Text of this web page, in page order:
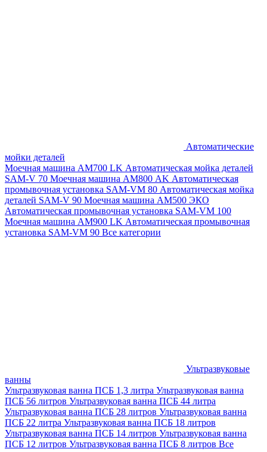
Автоматические
мойки деталей
Моечная машина AM700 LK Автоматическая мойка деталей
SAM-V 70 Моечная машина АМ800 AK Автоматическая
промывочная установка SAM-VM 80 Автоматическая мойка
деталей SAM-V 90 Моечная машина АМ500 ЭКО
Автоматическая промывочная установка SAM-VM 100
Моечная машина AM900 LK Автоматическая промывочная
установка SAM-VM 90 Все категории
Ультразвуковые
ванны
Ультразвуковая ванна ПСБ 1,3 литра Ультразвуковая ванна
ПСБ 56 литров Ультразвуковая ванна ПСБ 44 литра
Ультразвуковая ванна ПСБ 28 литров Ультразвуковая ванна
ПСБ 22 литра Ультразвуковая ванна ПСБ 18 литров
Ультразвуковая ванна ПСБ 14 литров Ультразвуковая ванна
ПСБ 12 литров Ультразвуковая ванна ПСБ 8 литров Все